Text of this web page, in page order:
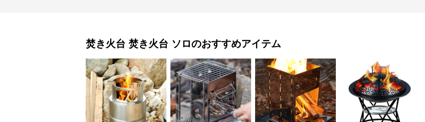
焚き火台 焚き火台 ソロのおすすめアイテム